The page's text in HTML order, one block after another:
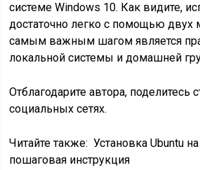
системе Windows 10. Как видите,
достаточно легко с помощью двух
самым важным шагом является
локальной системы и домашней
Отблагодарите автора, поделитесь
социальных сетях.
Читайте также: Установка Ubuntu
пошаговая инструкция